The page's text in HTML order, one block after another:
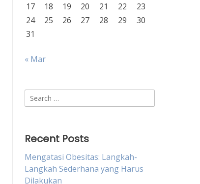
17
18 19 20 21 22
23
24
25 26 27 28 29
30
31
« Mar
Search
for:
Recent Posts
Mengatasi Obesitas: Langkah-
Langkah Sederhana yang Harus
Dilakukan